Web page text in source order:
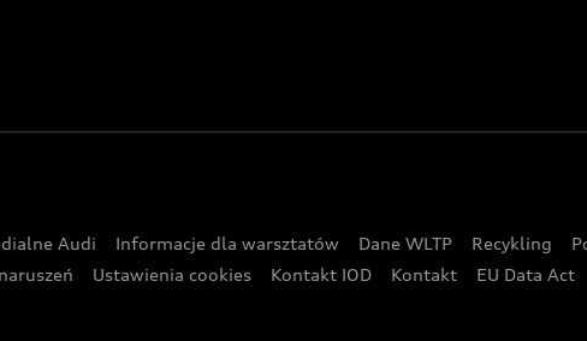
Audi Informacje dla warsztatów Dane WLTP Recykling
Ustawienia cookies Kontakt IOD Kontakt EU Data Act